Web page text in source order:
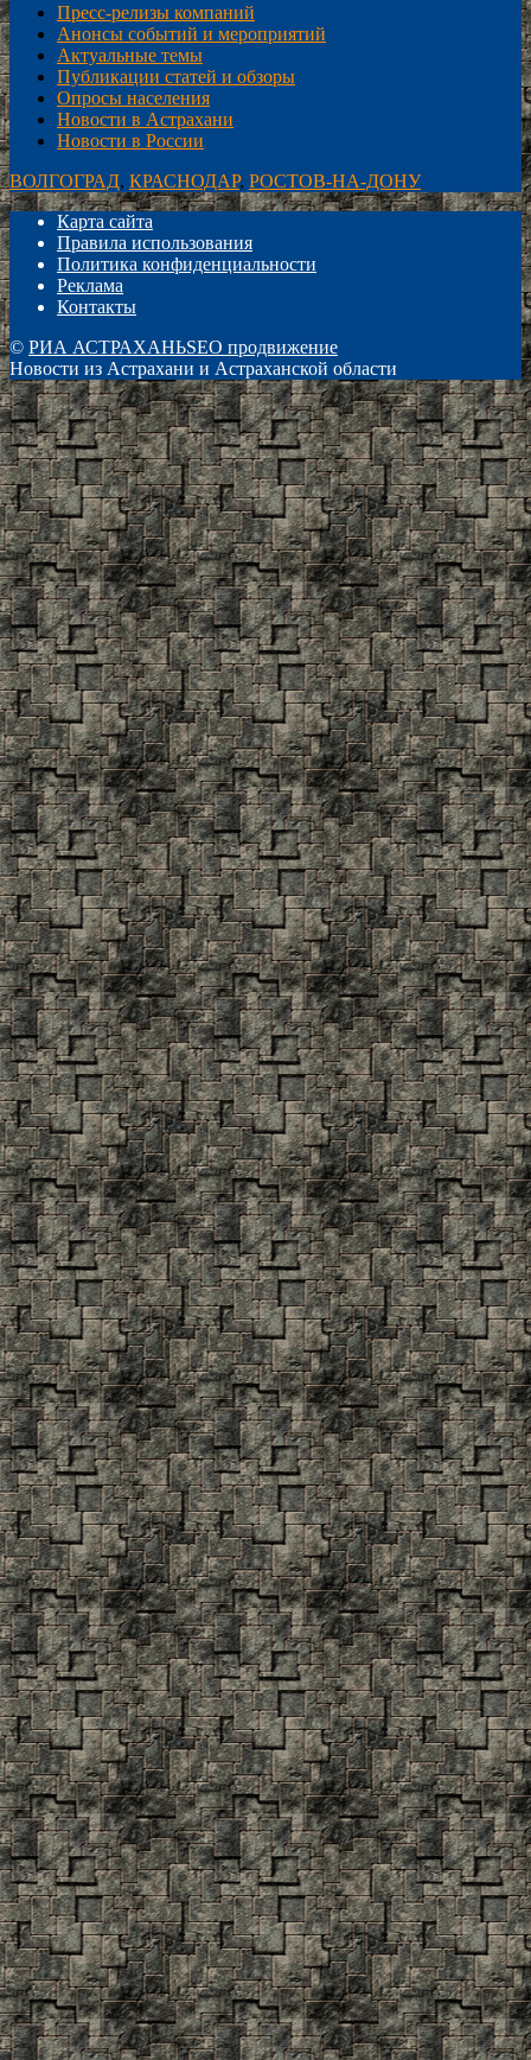
Пресс-релизы компаний
Анонсы событий и мероприятий
Актуальные темы
Публикации статей и обзоры
Опросы населения
Новости в Астрахани
Новости в России
ВОЛГОГРАД, КРАСНОДАР, РОСТОВ-НА-ДОНУ
Карта сайта
Правила использования
Политика конфиденциальности
Реклама
Контакты
© РИА АСТРАХАНЬSEO продвижение
Новости из Астрахани и Астраханской области